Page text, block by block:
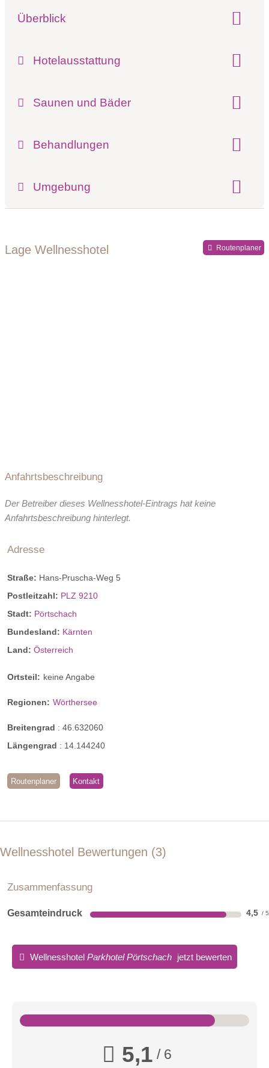
Überblick
Hotelausstattung
Saunen und Bäder
Behandlungen
Umgebung
Lage Wellnesshotel Routenplaner
Anfahrtsbeschreibung
Der Betreiber dieses Wellnesshotel-Eintrags hat keine
Anfahrtsbeschreibung hinterlegt.
Adresse
Straße: Hans-Pruscha-Weg 5
Postleitzahl: PLZ 9210
Stadt: Pörtschach
Bundesland: Kärnten
Land: Österreich
Ortsteil: keine Angabe
Regionen: Wörthersee
Breitengrad : 46.632060
Längengrad : 14.144240
Routenplaner Kontakt
Wellnesshotel Bewertungen 3
Zusammenfassung
Gesamteindruck 4,5
Wellnesshotel Parkhotel Pörtschach jetzt bewerten
5,1 / 6